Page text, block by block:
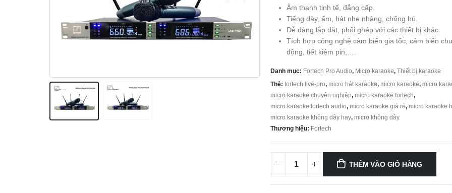
là:
12.340.000 ₫.
là:
Âm thanh tinh tế, đẳng cấp.
Tiếng dày, ấm, hát nhẹ nhàng, chống hú.
Dễ dàng lắp đặt, phối ghép với các thiết bị khác.
Tích hợp công nghệ cảm biến gia tốc, cảm biến
động, tiết kiệm pin,….
Danh mục: Fortech Pro Audio, Micro karaoke, Thiết bị karaoke
Thẻ: fortech live-pro, micro hát karaoke, micro karaoke, micro
micro karaoke chuyên nghiệp, micro karaoke fortech,
micro karaoke fortech audio, micro karaoke giá rẻ, micro karaoke
micro karaoke không dây hay, micro không dây
Thương hiệu: Fortech
THÊM VÀO GIỎ HÀNG